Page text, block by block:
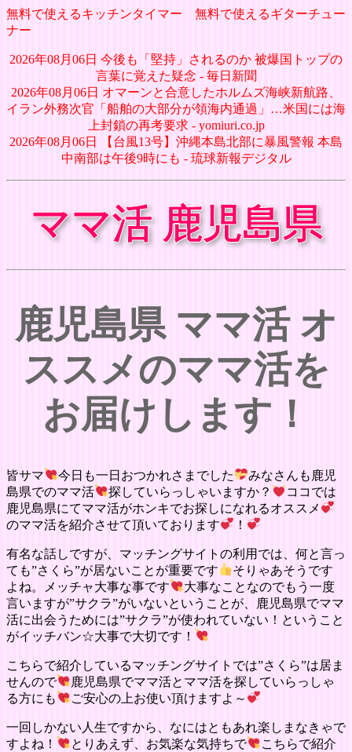
無料で使えるキッチンタイマー
無料で使えるギターチュー
ナー
2026年08月06日 今後も「堅持」されるのか 被爆国トップの
言葉に覚えた疑念 - 毎日新聞
2026年08月06日 オマーンと合意したホルムズ海峡新航路、
イラン外務次官「船舶の大部分が領海内通過」…米国には海
上封鎖の再考要求 - yomiuri.co.jp
2026年08月06日 【台風13号】沖縄本島北部に暴風警報 本島
中南部は午後9時にも - 琉球新報デジタル
ママ活 鹿児島県
鹿児島県 ママ活 オ
ススメのママ活を
お届けします！
皆サマ 今日も一日おつかれさまでした
みなさんも鹿児
島県でのママ活
探していらっしゃいますか？
ココでは
鹿児島県にてママ活がホンキでお探しになれるオススメ
のママ活を紹介させて頂いております
！
有名な話しですが、マッチングサイトの利用では、何と言っ
ても”さくら”が居ないことが重要です
そりゃあそうです
よね。メッチャ大事な事です
大事なことなのでもう一度
言いますが”サクラ”がいないということが、鹿児島県でママ
活に出会うためには”サクラ”が使われていない！ということ
がイッチバン☆大事で大切です！
こちらで紹介しているマッチングサイトでは”さくら”は居ま
せんので
鹿児島県でママ活とママ活を探していらっしゃ
る方にも
ご安心の上お使い頂けますよ～
一回しかない人生ですから、なにはともあれ楽しまなきゃで
すよね！
とりあえず、お気楽な気持ちで
こちらで紹介